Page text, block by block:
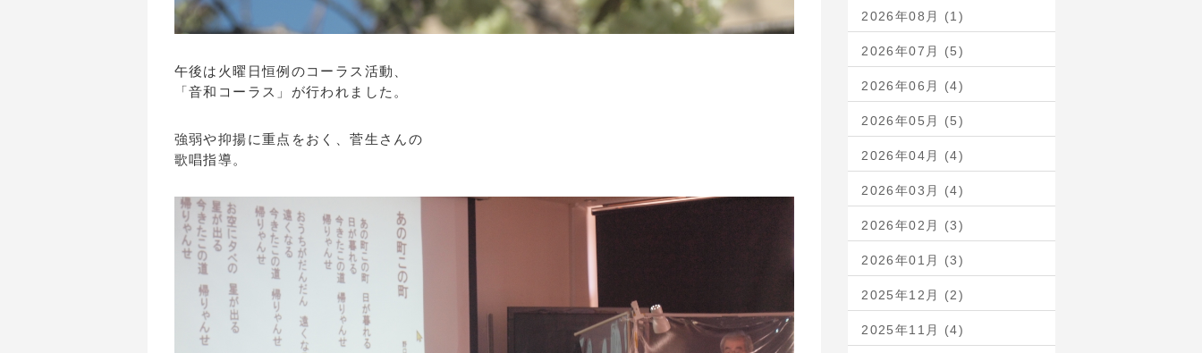
午後は火曜日恒例のコーラス活動、
「音和コーラス」が行われました。
強弱や抑揚に重点をおく、菅生さんの
歌唱指導。
2026年08月 (1)
2026年07月 (5)
2026年06月 (4)
2026年05月 (5)
2026年04月 (4)
2026年03月 (4)
2026年02月 (3)
2026年01月 (3)
2025年12月 (2)
2025年11月 (4)